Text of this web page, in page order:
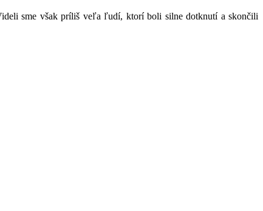
sme však príliš veľa ľudí, ktorí boli silne dotknutí a skončili